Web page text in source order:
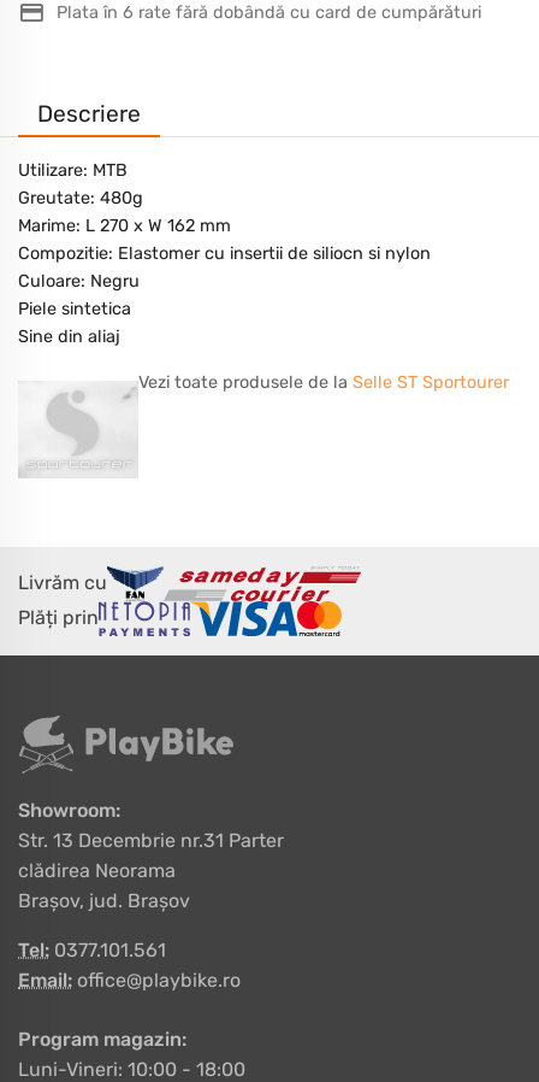
Plata în 6 rate fără dobândă cu card de cumpărături
Descriere
Utilizare: MTB
Greutate: 480g
Marime: L 270 x W 162 mm
Compozitie: Elastomer cu insertii de siliocn si nylon
Culoare: Negru
Piele sintetica
Sine din aliaj
Vezi toate produsele de la Selle ST Sportourer
Livrăm cu
Plăți prin
Showroom:
Str. 13 Decembrie nr.31 Parter
clădirea Neorama
Brașov, jud. Brașov
Tel: 0377.101.561
Email: office@playbike.ro
Program magazin:
Luni-Vineri: 10:00 - 18:00